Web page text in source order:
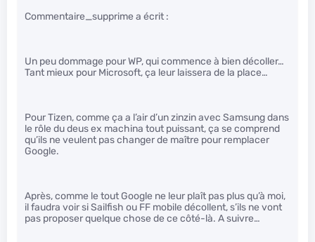
Commentaire_supprime a écrit :
Un peu dommage pour WP, qui commence à bien décoller…
Tant mieux pour Microsoft, ça leur laissera de la place…
Pour Tizen, comme ça a l’air d’un zinzin avec Samsung dans
le rôle du deus ex machina tout puissant, ça se comprend
qu’ils ne veulent pas changer de maître pour remplacer
Google.
Après, comme le tout Google ne leur plaît pas plus qu’à moi,
il faudra voir si Sailfish ou FF mobile décollent, s’ils ne vont
pas proposer quelque chose de ce côté-là. A suivre…